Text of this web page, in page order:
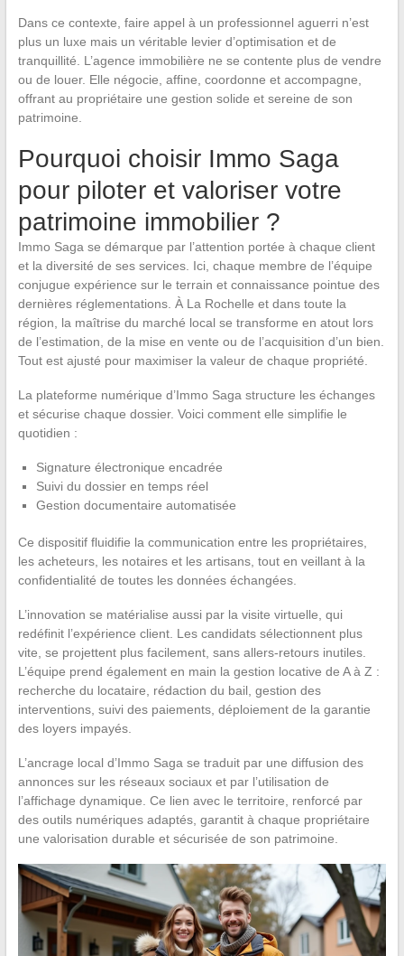
Dans ce contexte, faire appel à un professionnel aguerri n’est
plus un luxe mais un véritable levier d’optimisation et de
tranquillité. L’agence immobilière ne se contente plus de vendre
ou de louer. Elle négocie, affine, coordonne et accompagne,
offrant au propriétaire une gestion solide et sereine de son
patrimoine.
Pourquoi choisir Immo Saga
pour piloter et valoriser votre
patrimoine immobilier ?
Immo Saga se démarque par l’attention portée à chaque client
et la diversité de ses services. Ici, chaque membre de l’équipe
conjugue expérience sur le terrain et connaissance pointue des
dernières réglementations. À La Rochelle et dans toute la
région, la maîtrise du marché local se transforme en atout lors
de l’estimation, de la mise en vente ou de l’acquisition d’un bien.
Tout est ajusté pour maximiser la valeur de chaque propriété.
La plateforme numérique d’Immo Saga structure les échanges
et sécurise chaque dossier. Voici comment elle simplifie le
quotidien :
Signature électronique encadrée
Suivi du dossier en temps réel
Gestion documentaire automatisée
Ce dispositif fluidifie la communication entre les propriétaires,
les acheteurs, les notaires et les artisans, tout en veillant à la
confidentialité de toutes les données échangées.
L’innovation se matérialise aussi par la visite virtuelle, qui
redéfinit l’expérience client. Les candidats sélectionnent plus
vite, se projettent plus facilement, sans allers-retours inutiles.
L’équipe prend également en main la gestion locative de A à Z :
recherche du locataire, rédaction du bail, gestion des
interventions, suivi des paiements, déploiement de la garantie
des loyers impayés.
L’ancrage local d’Immo Saga se traduit par une diffusion des
annonces sur les réseaux sociaux et par l’utilisation de
l’affichage dynamique. Ce lien avec le territoire, renforcé par
des outils numériques adaptés, garantit à chaque propriétaire
une valorisation durable et sécurisée de son patrimoine.